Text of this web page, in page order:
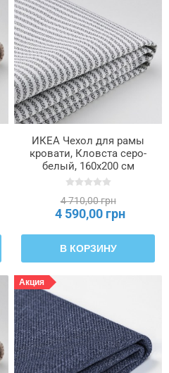
ИКЕА Чехол для рамы
кровати, Кловста серо-
белый, 160x200 см
RAMNEFJÄLL, 205.595.63
4 710,00 грн
4 590,00 грн
В КОРЗИНУ
Акция